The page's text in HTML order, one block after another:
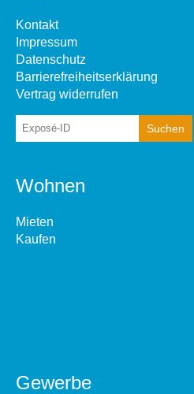
Kontakt
Impressum
Datenschutz
Barrierefreiheitserklärung
Vertrag widerrufen
Wohnen
Mieten
Kaufen
Gewerbe